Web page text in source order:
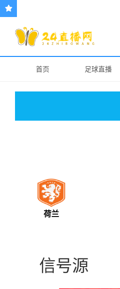
首页 足球直播
荷兰
信号源